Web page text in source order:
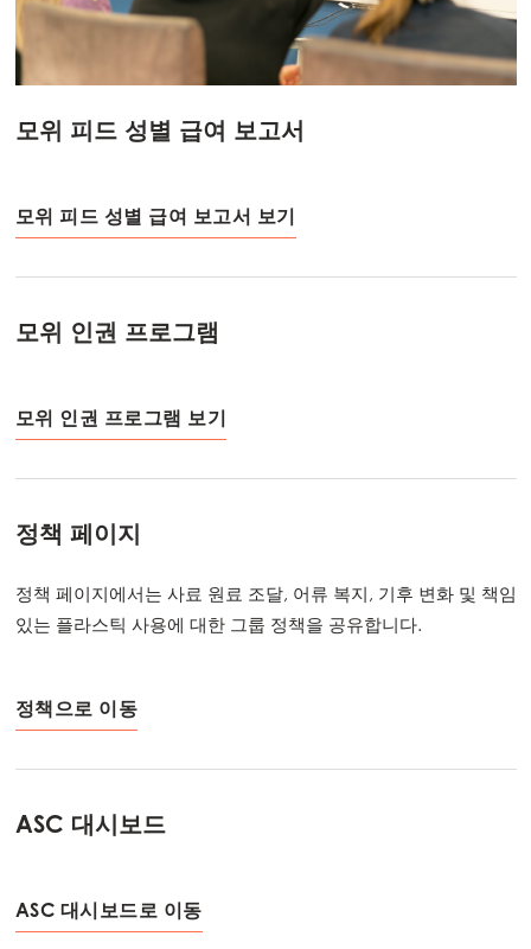
모위 피드 성별 급여 보고서
모위 피드 성별 급여 보고서 보기
모위 인권 프로그램
모위 인권 프로그램 보기
정책 페이지
정책 페이지에서는 사료 원료 조달, 어류 복지, 기후 변화 및 책임
있는 플라스틱 사용에 대한 그룹 정책을 공유합니다.
정책으로 이동
ASC 대시보드
ASC 대시보드로 이동